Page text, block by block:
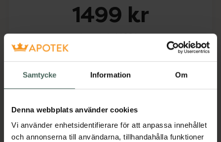
Samtycke Information Om
Denna webbplats använder cookies
Vi använder enhetsidentifierare för att anpassa innehållet
och annonserna till användarna, tillhandahålla funktioner
1499 kr
I apotek:1499 kr
Köp via ditt recept
Beskrivning Dölj